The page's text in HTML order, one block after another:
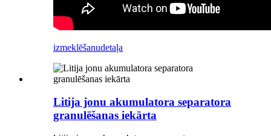
izmeklēšanudetaļa
Litija jonu akumulatora separatora
granulēšanas iekārta